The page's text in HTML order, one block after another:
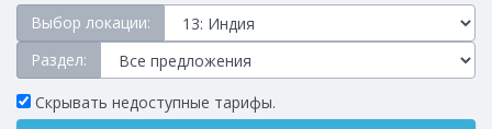
Выбор локации:
Раздел:
Скрывать недоступные тарифы.